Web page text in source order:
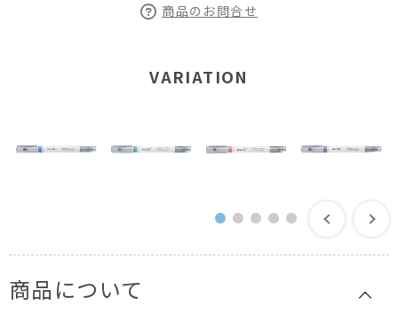
商品のお問合せ
VARIATION
商品について